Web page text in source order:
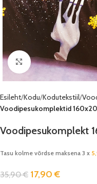
Vaata pilti
Esileht Kodu Kodutekstiil
Voodipesukomplektid
Voodipesukomplekt
Tasu kolme võrdse maksena 3 x
35,90€ 17,90€